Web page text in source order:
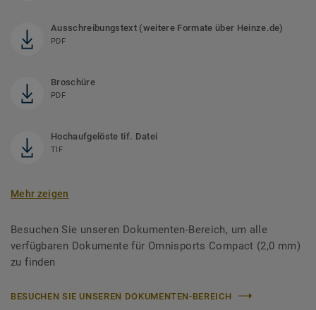
Ausschreibungstext (weitere Formate über Heinze.de)
PDF
Broschüre
PDF
Hochaufgelöste tif. Datei
TIF
Mehr zeigen
Besuchen Sie unseren Dokumenten-Bereich, um alle
verfügbaren Dokumente für Omnisports Compact (2,0 mm)
zu finden
BESUCHEN SIE UNSEREN DOKUMENTEN-BEREICH